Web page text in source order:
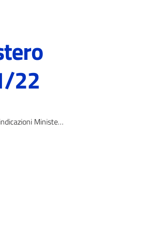
22
Ministero Istruzione rientro 2021/22